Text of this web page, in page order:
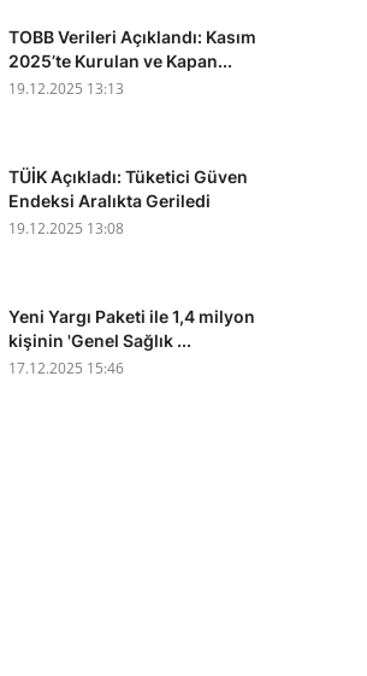
TOBB Verileri Açıklandı: Kasım
2025’te Kurulan ve Kapan...
19.12.2025 13:13
TÜİK Açıkladı: Tüketici Güven
Endeksi Aralıkta Geriledi
19.12.2025 13:08
Yeni Yargı Paketi ile 1,4 milyon
kişinin 'Genel Sağlık ...
17.12.2025 15:46